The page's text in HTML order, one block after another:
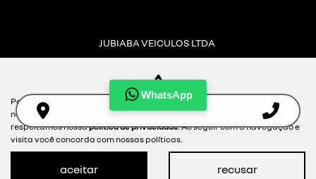
WhatsApp
JUBIABA VEICULOS LTDA
Desacelere. Seu bem maior é a vida.
Para otimizar sua experiência durante a navegação, fazemos uso de
nossa política de cookies e para proteger seus dados pessoais
respeitamos nossapolítica de privacidade. Ao seguir com a navegação e
visita você concorda com nossas políticas.
aceitar recusar